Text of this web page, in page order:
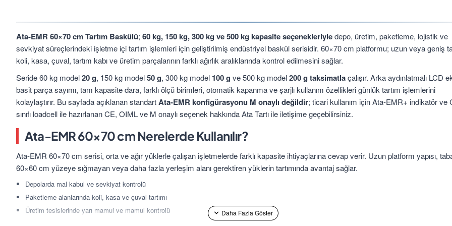
Ata-EMR 60×70 cm Tartım Baskülü; 60 kg, 150 kg, 300 kg ve 500 kg kapasite seçenekleriyledepo, üretim, paketleme, lojistik ve
sevkiyat süreçlerindeki işletme içi tartım işlemleri için geliştirilmiş endüstriyel baskül serisidir. 60×70 cm platformu; uzun veya geniş
koli, kasa, çuval, tartım kabı ve üretim parçalarının farklı ağırlık aralıklarında kontrol edilmesini sağlar.
Seride 60 kg model20 g, 150 kg model50 g, 300 kg model 100 g ve 500 kg model200 g taksimatlaçalışır. Arka aydınlatmalı LCD
basit parça sayımı, tam kapasite dara, farklı ölçü birimleri, otomatik kapanma ve şarjlı kullanım özellikleri günlük tartım işlemlerini
kolaylaştırır. Bu sayfada açıklanan standartAta-EMR konfigürasyonu M onaylı değildir; ticari kullanım için Ata-EMR+ indikatör ve
sınıfı loadcell ile hazırlanan CE, OIML ve M onaylı seçenek hakkında Ata Tartı ile iletişime geçebilirsiniz.
Ata-EMR 60×70 cm Nerelerde Kullanılır?
Ata-EMR 60×70 cm serisi, orta ve ağır yüklerle çalışan işletmelerde farklı kapasite ihtiyaçlarına cevap verir. Uzun platform yapısı,
60×60 cm yüzeye sığmayan veya daha fazla yerleşim alanı gerektiren yüklerin tartımında avantaj sağlar.
Depolarda mal kabul ve sevkiyat kontrolü
Paketleme alanlarında koli, kasa ve çuval tartımı
Üretim tesislerinde yarı mamul ve mamul kontrolü